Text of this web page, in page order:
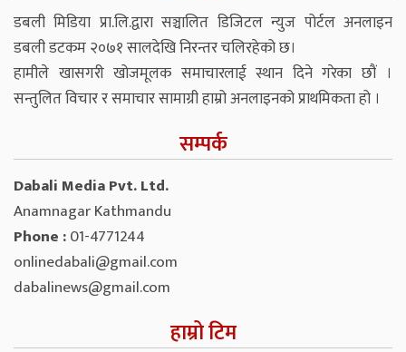
डबली मिडिया प्रा.लि.द्वारा सञ्चालित डिजिटल न्युज पोर्टल अनलाइन
डबली डटकम २०७१ सालदेखि निरन्तर चलिरहेको छ।
हामीले खासगरी खोजमूलक समाचारलाई स्थान दिने गरेका छौं ।
सन्तुलित विचार र समाचार सामाग्री हाम्रो अनलाइनको प्राथमिकता हो ।
सम्पर्क
Dabali Media Pvt. Ltd.
Anamnagar Kathmandu
Phone :01-4771244
onlinedabali@gmail.com
dabalinews@gmail.com
हाम्रो टिम